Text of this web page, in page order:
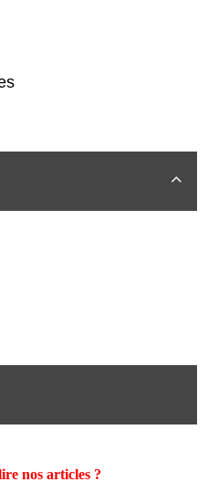

nos articles ?